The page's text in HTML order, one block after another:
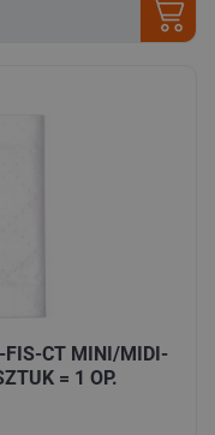
FIS-CT MINI/MIDI-
= 1 OP.